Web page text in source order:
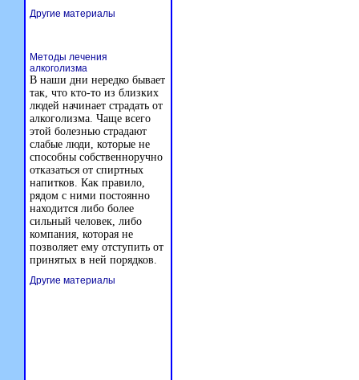
Другие материалы
Методы лечения
алкоголизма
В наши дни нередко бывает
так, что кто-то из близких
людей начинает страдать от
алкоголизма. Чаще всего
этой болезнью страдают
слабые люди, которые не
способны собственноручно
отказаться от спиртных
напитков. Как правило,
рядом с ними постоянно
находится либо более
сильный человек, либо
компания, которая не
позволяет ему отступить от
принятых в ней порядков.
Другие материалы